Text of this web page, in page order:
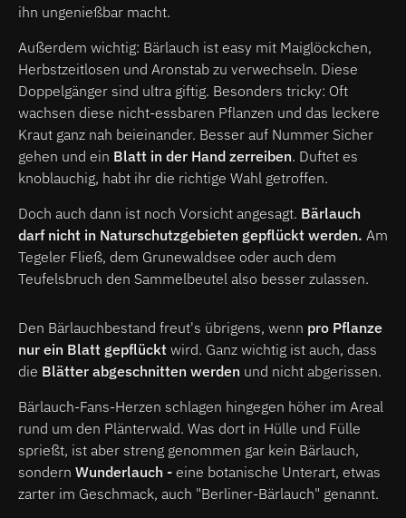
ihn ungenießbar macht.
Außerdem wichtig: Bärlauch ist easy mit Maiglöckchen,
Herbstzeitlosen und Aronstab zu verwechseln. Diese
Doppelgänger sind ultra giftig. Besonders tricky: Oft
wachsen diese nicht-essbaren Pflanzen und das leckere
Kraut ganz nah beieinander. Besser auf Nummer Sicher
gehen und ein Blatt in der Hand zerreiben. Duftet es
knoblauchig, habt ihr die richtige Wahl getroffen.
Doch auch dann ist noch Vorsicht angesagt. Bärlauch
darf nicht in Naturschutzgebieten gepflückt werden. Am
Tegeler Fließ, dem Grunewaldsee oder auch dem
Teufelsbruch den Sammelbeutel also besser zulassen.
Den Bärlauchbestand freut's übrigens, wenn pro Pflanze
nur ein Blatt gepflückt wird. Ganz wichtig ist auch, dass
die Blätter abgeschnitten werden und nicht abgerissen.
Bärlauch-Fans-Herzen schlagen hingegen höher im Areal
rund um den Plänterwald. Was dort in Hülle und Fülle
sprießt, ist aber streng genommen gar kein Bärlauch,
sondern Wunderlauch - eine botanische Unterart, etwas
zarter im Geschmack, auch "Berliner-Bärlauch" genannt.